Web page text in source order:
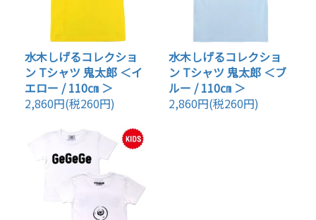
水木しげるコレクショ
ン Tシャツ 鬼太郎 ＜イ
エロー / 110㎝ ＞
2,860円(税260円)
水木しげるコレクショ
ン Tシャツ 鬼太郎 ＜ブ
ルー / 110㎝ ＞
2,860円(税260円)